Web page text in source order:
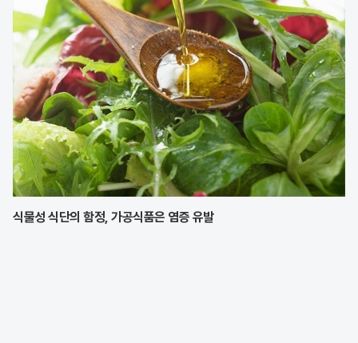
식물성 식단의 함정, 가공식품은 염증 유발